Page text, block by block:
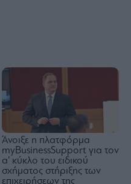
Άνοιξε η πλατφόρμα
myBusinessSupport για τον
α’ κύκλο του ειδικού
σχήματος στήριξης των
επιχειρήσεων της